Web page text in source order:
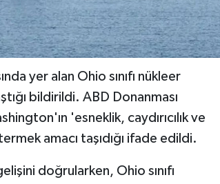
yer alan Ohio sınıfı nükleer
bildirildi. ABD Donanması
'esneklik, caydırıcılık ve
amacı taşıdığı ifade edildi.
doğrularken, Ohio sınıfı